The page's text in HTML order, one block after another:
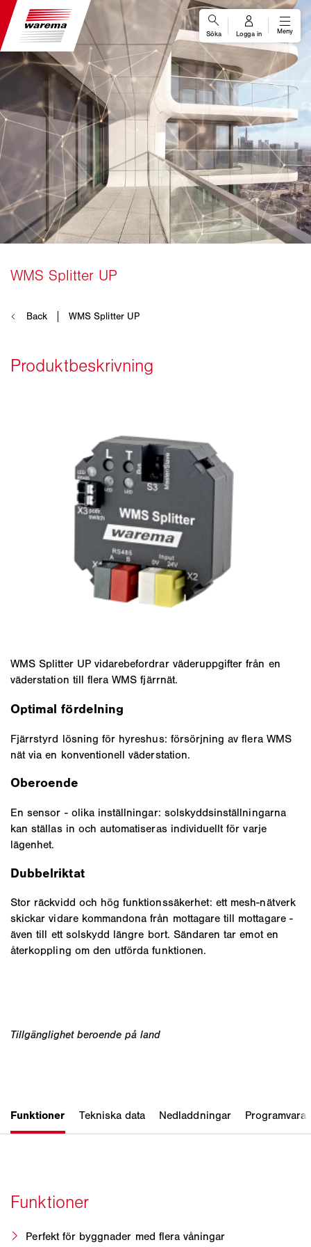
WMS Splitter UP vidarebefordrar väderuppgifter från en
väderstation till flera WMS fjärrnät.
Optimal fördelning
Fjärrstyrd lösning för hyreshus: försörjning av flera WMS
nät via en konventionell väderstation.
Oberoende
En sensor - olika inställningar: solskyddsinställningarna
kan ställas in och automatiseras individuellt för varje
lägenhet.
Dubbelriktat
Stor räckvidd och hög funktionssäkerhet: ett mesh-nätverk
skickar vidare kommandona från mottagare till mottagare -
även till ett solskydd längre bort. Sändaren tar emot en
återkoppling om den utförda funktionen.
Perfekt för byggnader med flera våningar